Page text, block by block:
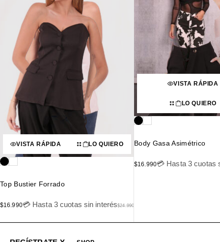
VISTA RÁPIDA LO QUIERO
Top Bustier Forrado
$24.990
$16.990💳 Hasta 3 cuotas sin interés
VISTA RÁPIDA
LO QUIERO
Body Gasa Asimétrico
$16.990💳 Hasta 3 cuotas